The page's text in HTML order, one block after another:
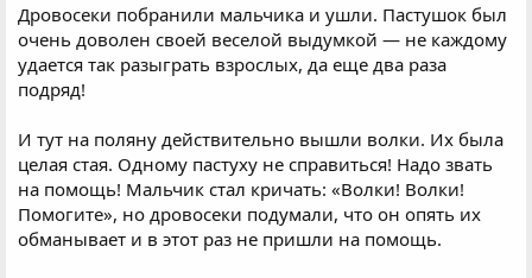
Дровосеки побранили мальчика и ушли. Пастушок был
очень доволен своей веселой выдумкой — не каждому
удается так разыграть взрослых, да еще два раза
подряд!
И тут на поляну действительно вышли волки. Их была
целая стая. Одному пастуху не справиться! Надо звать
на помощь! Мальчик стал кричать: «Волки! Волки!
Помогите», но дровосеки подумали, что он опять их
обманывает и в этот раз не пришли на помощь.